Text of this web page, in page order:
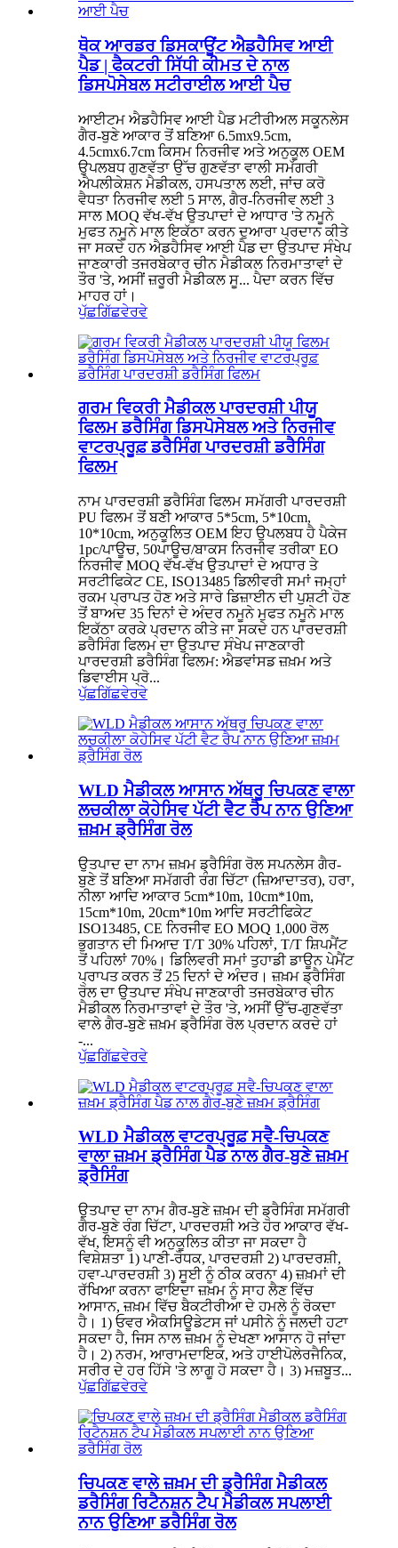
ਥੋਕ ਆਰਡਰ ਡਿਸਕਾਊਂਟ ਐਡਹੈਸਿਵ ਆਈ
ਪੈਡ | ਫੈਕਟਰੀ ਸਿੱਧੀ ਕੀਮਤ ਦੇ ਨਾਲ
ਡਿਸਪੋਸੇਬਲ ਸਟੀਰਾਈਲ ਆਈ ਪੈਚ
ਆਈਟਮ ਐਡਹੈਸਿਵ ਆਈ ਪੈਡ ਮਟੀਰੀਅਲ ਸਕੂਨਲੇਸ
ਗੈਰ-ਬੁਣੇ ਆਕਾਰ ਤੋਂ ਬਣਿਆ 6.5mx9.5cm,
4.5cmx6.7cm ਕਿਸਮ ਨਿਰਜੀਵ ਅਤੇ ਅਨੁਕੂਲ OEM
ਉਪਲਬਧ ਗੁਣਵੱਤਾ ਉੱਚ ਗੁਣਵੱਤਾ ਵਾਲੀ ਸਮੱਗਰੀ
ਐਪਲੀਕੇਸ਼ਨ ਮੈਡੀਕਲ, ਹਸਪਤਾਲ ਲਈ, ਜਾਂਚ ਕਰੋ
ਵੈਧਤਾ ਨਿਰਜੀਵ ਲਈ 5 ਸਾਲ, ਗੈਰ-ਨਿਰਜੀਵ ਲਈ 3
ਸਾਲ MOQ ਵੱਖ-ਵੱਖ ਉਤਪਾਦਾਂ ਦੇ ਆਧਾਰ 'ਤੇ ਨਮੂਨੇ
ਮੁਫਤ ਨਮੂਨੇ ਮਾਲ ਇਕੱਠਾ ਕਰਨ ਦੁਆਰਾ ਪ੍ਰਦਾਨ ਕੀਤੇ
ਜਾ ਸਕਦੇ ਹਨ ਐਡਹੈਸਿਵ ਆਈ ਪੈਡ ਦਾ ਉਤਪਾਦ ਸੰਖੇਪ
ਜਾਣਕਾਰੀ ਤਜਰਬੇਕਾਰ ਚੀਨ ਮੈਡੀਕਲ ਨਿਰਮਾਤਾਵਾਂ ਦੇ
ਤੌਰ 'ਤੇ, ਅਸੀਂ ਜ਼ਰੂਰੀ ਮੈਡੀਕਲ ਸੂ... ਪੈਦਾ ਕਰਨ ਵਿੱਚ
ਮਾਹਰ ਹਾਂ।
ਪੁੱਛਗਿੱਛਵੇਰਵੇ
ਗਰਮ ਵਿਕਰੀ ਮੈਡੀਕਲ ਪਾਰਦਰਸ਼ੀ ਪੀਯੂ
ਫਿਲਮ ਡਰੈਸਿੰਗ ਡਿਸਪੋਸੇਬਲ ਅਤੇ ਨਿਰਜੀਵ
ਵਾਟਰਪ੍ਰੂਫ਼ ਡਰੈਸਿੰਗ ਪਾਰਦਰਸ਼ੀ ਡਰੈਸਿੰਗ
ਫਿਲਮ
ਨਾਮ ਪਾਰਦਰਸ਼ੀ ਡਰੈਸਿੰਗ ਫਿਲਮ ਸਮੱਗਰੀ ਪਾਰਦਰਸ਼ੀ
PU ਫਿਲਮ ਤੋਂ ਬਣੀ ਆਕਾਰ 5*5cm, 5*10cm,
10*10cm, ਅਨੁਕੂਲਿਤ OEM ਇਹ ਉਪਲਬਧ ਹੈ ਪੈਕੇਜ
1pc/ਪਾਊਚ, 50ਪਾਊਚ/ਬਾਕਸ ਨਿਰਜੀਵ ਤਰੀਕਾ EO
ਨਿਰਜੀਵ MOQ ਵੱਖ-ਵੱਖ ਉਤਪਾਦਾਂ ਦੇ ਅਧਾਰ ਤੇ
ਸਰਟੀਫਿਕੇਟ CE, ISO13485 ਡਿਲੀਵਰੀ ਸਮਾਂ ਜਮ੍ਹਾਂ
ਰਕਮ ਪ੍ਰਾਪਤ ਹੋਣ ਅਤੇ ਸਾਰੇ ਡਿਜ਼ਾਈਨ ਦੀ ਪੁਸ਼ਟੀ ਹੋਣ
ਤੋਂ ਬਾਅਦ 35 ਦਿਨਾਂ ਦੇ ਅੰਦਰ ਨਮੂਨੇ ਮੁਫਤ ਨਮੂਨੇ ਮਾਲ
ਇਕੱਠਾ ਕਰਕੇ ਪ੍ਰਦਾਨ ਕੀਤੇ ਜਾ ਸਕਦੇ ਹਨ ਪਾਰਦਰਸ਼ੀ
ਡਰੈਸਿੰਗ ਫਿਲਮ ਦਾ ਉਤਪਾਦ ਸੰਖੇਪ ਜਾਣਕਾਰੀ
ਪਾਰਦਰਸ਼ੀ ਡਰੈਸਿੰਗ ਫਿਲਮ: ਐਡਵਾਂਸਡ ਜ਼ਖ਼ਮ ਅਤੇ
ਡਿਵਾਈਸ ਪ੍ਰੋ...
ਪੁੱਛਗਿੱਛਵੇਰਵੇ
WLD ਮੈਡੀਕਲ ਆਸਾਨ ਅੱਥਰੂ ਚਿਪਕਣ ਵਾਲਾ
ਲਚਕੀਲਾ ਕੋਹੇਸਿਵ ਪੱਟੀ ਵੈਟ ਰੈਪ ਨਾਨ ਉਣਿਆ
ਜ਼ਖ਼ਮ ਡ੍ਰੈਸਿੰਗ ਰੋਲ
ਉਤਪਾਦ ਦਾ ਨਾਮ ਜ਼ਖ਼ਮ ਡ੍ਰੈਸਿੰਗ ਰੋਲ ਸਪਨਲੇਸ ਗੈਰ-
ਬੁਣੇ ਤੋਂ ਬਣਿਆ ਸਮੱਗਰੀ ਰੰਗ ਚਿੱਟਾ (ਜ਼ਿਆਦਾਤਰ), ਹਰਾ,
ਨੀਲਾ ਆਦਿ ਆਕਾਰ 5cm*10m, 10cm*10m,
15cm*10m, 20cm*10m ਆਦਿ ਸਰਟੀਫਿਕੇਟ
ISO13485, CE ਨਿਰਜੀਵ EO MOQ 1,000 ਰੋਲ
ਭੁਗਤਾਨ ਦੀ ਮਿਆਦ T/T 30% ਪਹਿਲਾਂ, T/T ਸ਼ਿਪਮੈਂਟ
ਤੋਂ ਪਹਿਲਾਂ 70%। ਡਿਲਿਵਰੀ ਸਮਾਂ ਤੁਹਾਡੀ ਡਾਊਨ ਪੇਮੈਂਟ
ਪ੍ਰਾਪਤ ਕਰਨ ਤੋਂ 25 ਦਿਨਾਂ ਦੇ ਅੰਦਰ। ਜ਼ਖ਼ਮ ਡ੍ਰੈਸਿੰਗ
ਰੋਲ ਦਾ ਉਤਪਾਦ ਸੰਖੇਪ ਜਾਣਕਾਰੀ ਤਜਰਬੇਕਾਰ ਚੀਨ
ਮੈਡੀਕਲ ਨਿਰਮਾਤਾਵਾਂ ਦੇ ਤੌਰ 'ਤੇ, ਅਸੀਂ ਉੱਚ-ਗੁਣਵੱਤਾ
ਵਾਲੇ ਗੈਰ-ਬੁਣੇ ਜ਼ਖ਼ਮ ਡ੍ਰੈਸਿੰਗ ਰੋਲ ਪ੍ਰਦਾਨ ਕਰਦੇ ਹਾਂ
-...
ਪੁੱਛਗਿੱਛਵੇਰਵੇ
WLD ਮੈਡੀਕਲ ਵਾਟਰਪ੍ਰੂਫ਼ ਸਵੈ-ਚਿਪਕਣ
ਵਾਲਾ ਜ਼ਖ਼ਮ ਡ੍ਰੈਸਿੰਗ ਪੈਡ ਨਾਲ ਗੈਰ-ਬੁਣੇ ਜ਼ਖ਼ਮ
ਡ੍ਰੈਸਿੰਗ
ਉਤਪਾਦ ਦਾ ਨਾਮ ਗੈਰ-ਬੁਣੇ ਜ਼ਖ਼ਮ ਦੀ ਡ੍ਰੈਸਿੰਗ ਸਮੱਗਰੀ
ਗੈਰ-ਬੁਣੇ ਰੰਗ ਚਿੱਟਾ, ਪਾਰਦਰਸ਼ੀ ਅਤੇ ਹੋਰ ਆਕਾਰ ਵੱਖ-
ਵੱਖ, ਇਸਨੂੰ ਵੀ ਅਨੁਕੂਲਿਤ ਕੀਤਾ ਜਾ ਸਕਦਾ ਹੈ
ਵਿਸ਼ੇਸ਼ਤਾ 1) ਪਾਣੀ-ਰੋਧਕ, ਪਾਰਦਰਸ਼ੀ 2) ਪਾਰਦਰਸ਼ੀ,
ਹਵਾ-ਪਾਰਦਰਸ਼ੀ 3) ਸੂਈ ਨੂੰ ਠੀਕ ਕਰਨਾ 4) ਜ਼ਖ਼ਮਾਂ ਦੀ
ਰੱਖਿਆ ਕਰਨਾ ਫਾਇਦਾ ਜ਼ਖ਼ਮ ਨੂੰ ਸਾਹ ਲੈਣ ਵਿੱਚ
ਆਸਾਨ, ਜ਼ਖ਼ਮ ਵਿੱਚ ਬੈਕਟੀਰੀਆ ਦੇ ਹਮਲੇ ਨੂੰ ਰੋਕਦਾ
ਹੈ। 1) ਓਵਰ ਐਕਸਿਊਡੇਟਸ ਜਾਂ ਪਸੀਨੇ ਨੂੰ ਜਲਦੀ ਹਟਾ
ਸਕਦਾ ਹੈ, ਜਿਸ ਨਾਲ ਜ਼ਖ਼ਮ ਨੂੰ ਦੇਖਣਾ ਆਸਾਨ ਹੋ ਜਾਂਦਾ
ਹੈ। 2) ਨਰਮ, ਆਰਾਮਦਾਇਕ, ਅਤੇ ਹਾਈਪੋਲੇਰਜੈਨਿਕ,
ਸਰੀਰ ਦੇ ਹਰ ਹਿੱਸੇ 'ਤੇ ਲਾਗੂ ਹੋ ਸਕਦਾ ਹੈ। 3) ਮਜ਼ਬੂਤ...
ਪੁੱਛਗਿੱਛਵੇਰਵੇ
ਚਿਪਕਣ ਵਾਲੇ ਜ਼ਖ਼ਮ ਦੀ ਡ੍ਰੈਸਿੰਗ ਮੈਡੀਕਲ
ਡਰੈਸਿੰਗ ਰਿਟੈਨਸ਼ਨ ਟੈਪ ਮੈਡੀਕਲ ਸਪਲਾਈ
ਨਾਨ ਉਣਿਆ ਡਰੈਸਿੰਗ ਰੋਲ